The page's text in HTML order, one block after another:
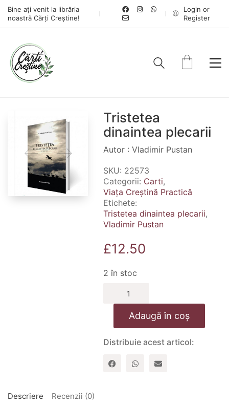
Bine ați venit la librăria
noastră Cărți Creștine!
Login or
Register
Tristetea
dinaintea plecarii
Autor : Vladimir Pustan
SKU: 22573
Categorii: Carti,
Viața Creștină Practică
Etichete:
Tristetea dinaintea plecarii,
Vladimir Pustan
£12.50
2 în stoc
Tristetea
dinaintea
plecariiAdaugă în coș
Distribuie acest articol:
Descriere
Recenzii (0)